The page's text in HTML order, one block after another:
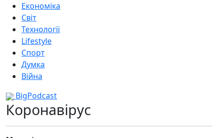
Економіка
Світ
Технології
Lifestyle
Спорт
Думка
Війна
BigPodcast
Коронавірус